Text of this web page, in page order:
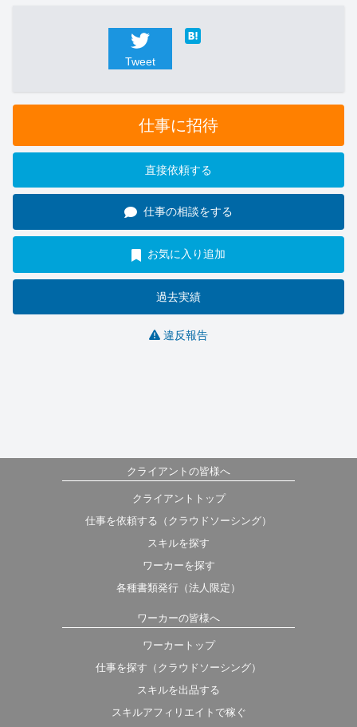
Tweet
仕事に招待
直接依頼する
仕事の相談をする
お気に入り追加
過去実績
違反報告
クライアントの皆様へ
クライアントトップ
仕事を依頼する（クラウドソーシング）
スキルを探す
ワーカーを探す
各種書類発行（法人限定）
ワーカーの皆様へ
ワーカートップ
仕事を探す（クラウドソーシング）
スキルを出品する
スキルアフィリエイトで稼ぐ